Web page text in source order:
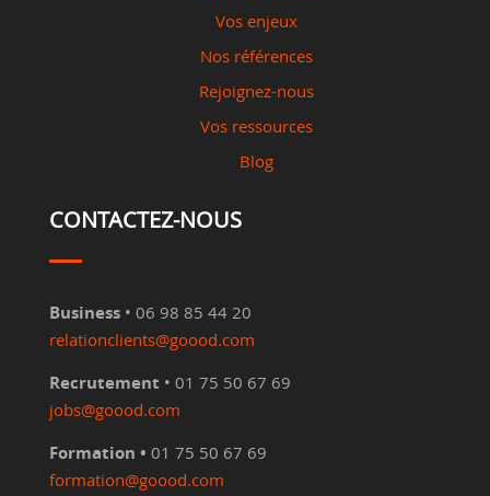
Vos enjeux
Nos références
Rejoignez-nous
Vos ressources
Blog
CONTACTEZ-NOUS
Business • 06 98 85 44 20
relationclients@goood.com
Recrutement • 01 75 50 67 69
jobs@goood.com
Formation • 01 75 50 67 69
formation@goood.com